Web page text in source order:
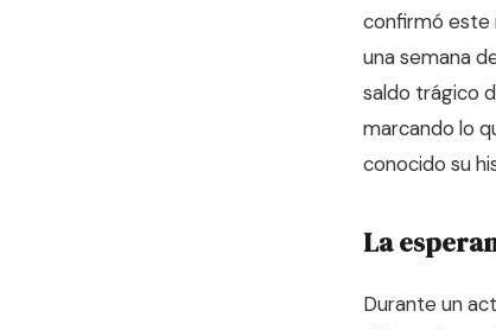
confirmó este
una semana
saldo trágico
marcando lo
conocido su
La
Durante un